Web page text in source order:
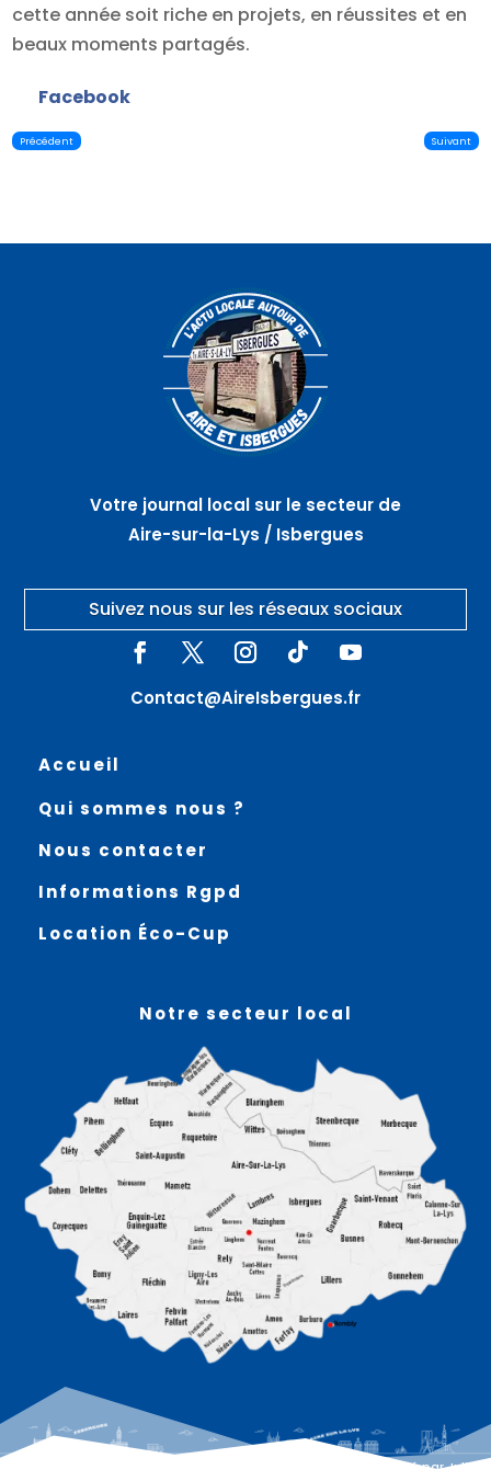
cette année soit riche en projets, en réussites et en
beaux moments partagés.
Facebook
Précédent Suivant
Votre journal local sur le secteur de
Aire-sur-la-Lys / Isbergues
Suivez nous sur les réseaux sociaux
Contact@AireIsbergues.fr
Accueil
Qui sommes nous ?
Nous contacter
Informations Rgpd
Location Éco-Cup
Notre secteur local
© 2026 LactuAireIsbergues – RCS Arras 803 934 066 – Site réalisé parJulien